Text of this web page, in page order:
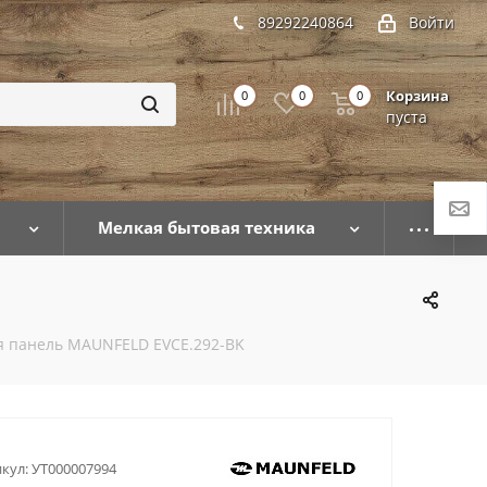
Войти
89292240864
0 0 Корзина
пуста
0
Мелкая бытовая техника
MAUNFELD EVCE.292-BK
УТ000007994